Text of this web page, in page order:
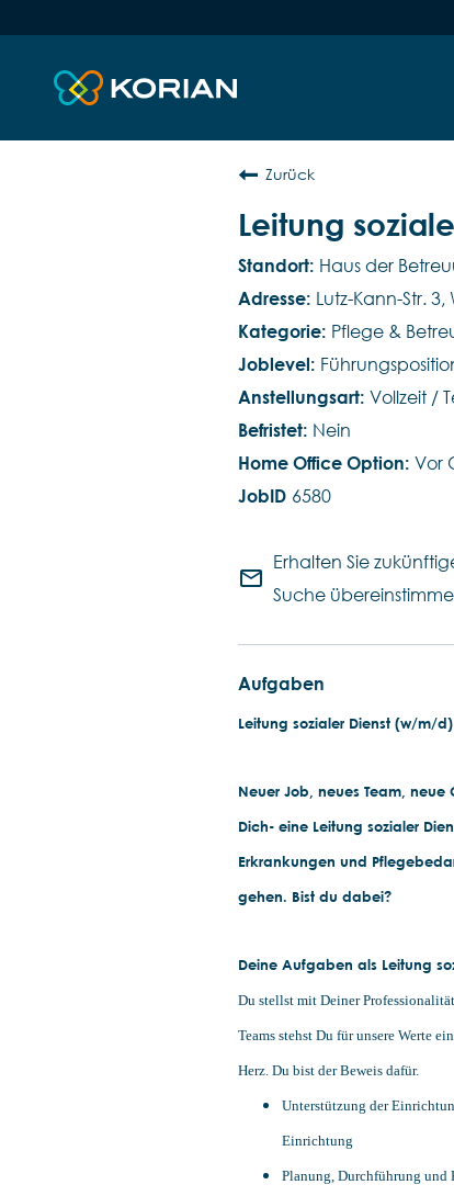
Zurück
Leitung
Haus der
Lutz-Kann-Str.
Pflege &
Vollzeit /
Nein
Vor
6580
mail_outline
Erhalten Sie
Suche
Aufgaben
Leitung sozialer Dienst (w/m/
Neuer Job, neues Team, neue
Dich- eine Leitung sozialer
Erkrankungen und
gehen. Bist du dabei?
Deine Aufgaben als Leitung
Du stellst mit Deiner
Teams stehst Du für unsere Werte
Herz. Du bist der Beweis dafür.
Unterstützung der
Einrichtung
Planung, Durchführung und